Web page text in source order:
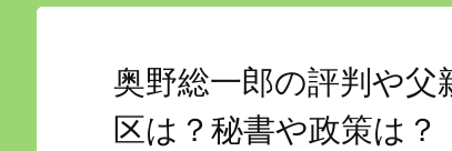
奥野総一郎の評判や
区は？秘書や政策は？